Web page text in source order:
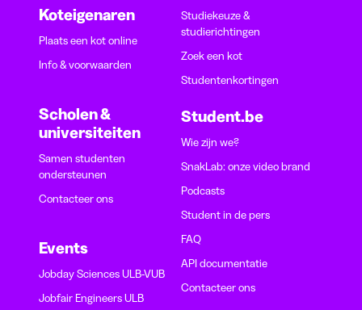
Koteigenaren
Plaats een kot online
Info & voorwaarden
Scholen &
universiteiten
Samen studenten
ondersteunen
Contacteer ons
Events
Jobday Sciences ULB-VUB
Jobfair Engineers ULB
Studiekeuze &
studierichtingen
Zoek een kot
Studentenkortingen
Student.be
Wie zijn we?
SnakLab: onze video brand
Podcasts
Student in de pers
FAQ
API documentatie
Contacteer ons